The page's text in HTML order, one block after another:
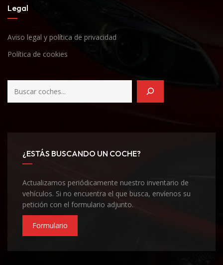
Legal
Aviso legal y política de privacidad
Política de cookies
¿ESTÁS BUSCANDO UN COCHE?
Actualizamos periódicamente nuestro inventario de
vehículos. Si no encuentra el que busca, envíenos su
petición con el formulario adjunto.
Formulario